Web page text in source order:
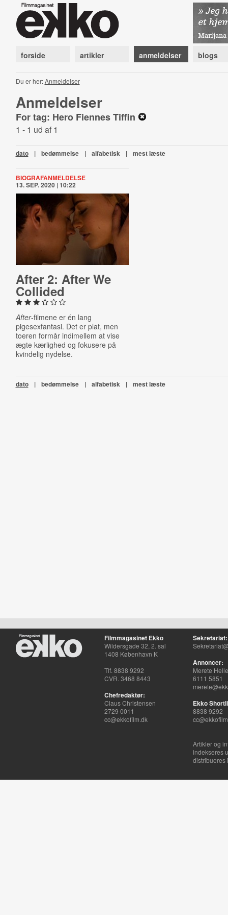
forside artikler anmeldelser blogs
Du er her:Anmeldelser
Anmeldelser
For tag: Hero Fiennes Tiffin
1 - 1 ud af 1
dato | bedømmelse | alfabetisk | mest læste
BIOGRAFANMELDELSE
13. SEP. 2020 | 10:22
After 2: After We
Collided
After-filmene er én lang
pigesexfantasi. Det er plat, men
toeren formår indimellem at vise
ægte kærlighed og fokusere på
kvindelig nydelse.
dato | bedømmelse | alfabetisk | mest læste
Filmmagasinet Ekko
Wildersgade 32, 2. sal
1408 København K
Tlf. 8838 9292
CVR. 3468 8443
Chefredaktør:
Claus Christensen
2729 0011
cc@ekkofilm.dk
Sekretariat:
Annoncer:
Merete
6111 5851
Ekko
8838 9292
Artikler og
indekseres
distribueres